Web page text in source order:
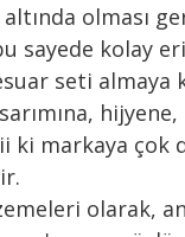
olması
sayede kolay
seti almaya
ki markaya çok
olarak,